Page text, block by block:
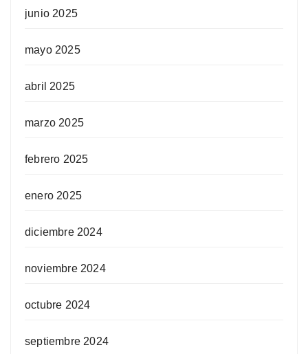
junio 2025
mayo 2025
abril 2025
marzo 2025
febrero 2025
enero 2025
diciembre 2024
noviembre 2024
octubre 2024
septiembre 2024